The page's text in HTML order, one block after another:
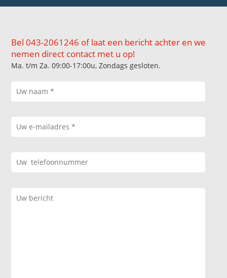
Bel 043-2061246 of laat een bericht achter en we
nemen direct contact met u op!
Ma. t/m Za. 09:00-17:00u, Zondags gesloten.